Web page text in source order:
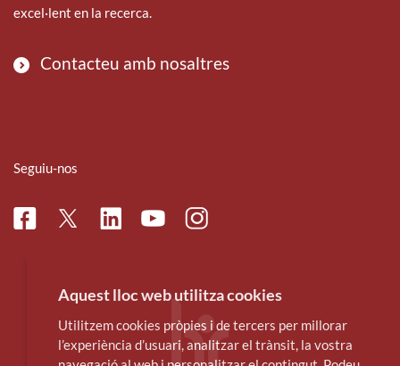
excel·lent en la recerca.
Contacteu amb nosaltres
Seguiu-nos
FacebookTwitterLinkedinYoutubeInstagram
Aquest lloc web utilitza cookies
Utilitzem cookies pròpies i de tercers per millorar
l’experiència d’usuari, analitzar el trànsit, la vostra